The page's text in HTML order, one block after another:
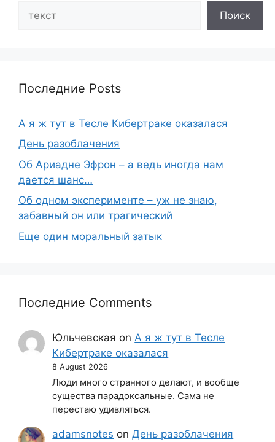
Поиск
Последние Posts
А я ж тут в Тесле Кибертраке оказалася
День разоблачения
Об Ариадне Эфрон – а ведь иногда нам
дается шанс…
Об одном эксперименте – уж не знаю,
забавный он или трагический
Еще один моральный затык
Последние Comments
Юльчевская on А я ж тут в Тесле
Кибертраке оказалася
8 August 2026
Люди много странного делают, и вообще
существа парадоксальные. Сама не
перестаю удивляться.
adamsnotes onДень разоблачения